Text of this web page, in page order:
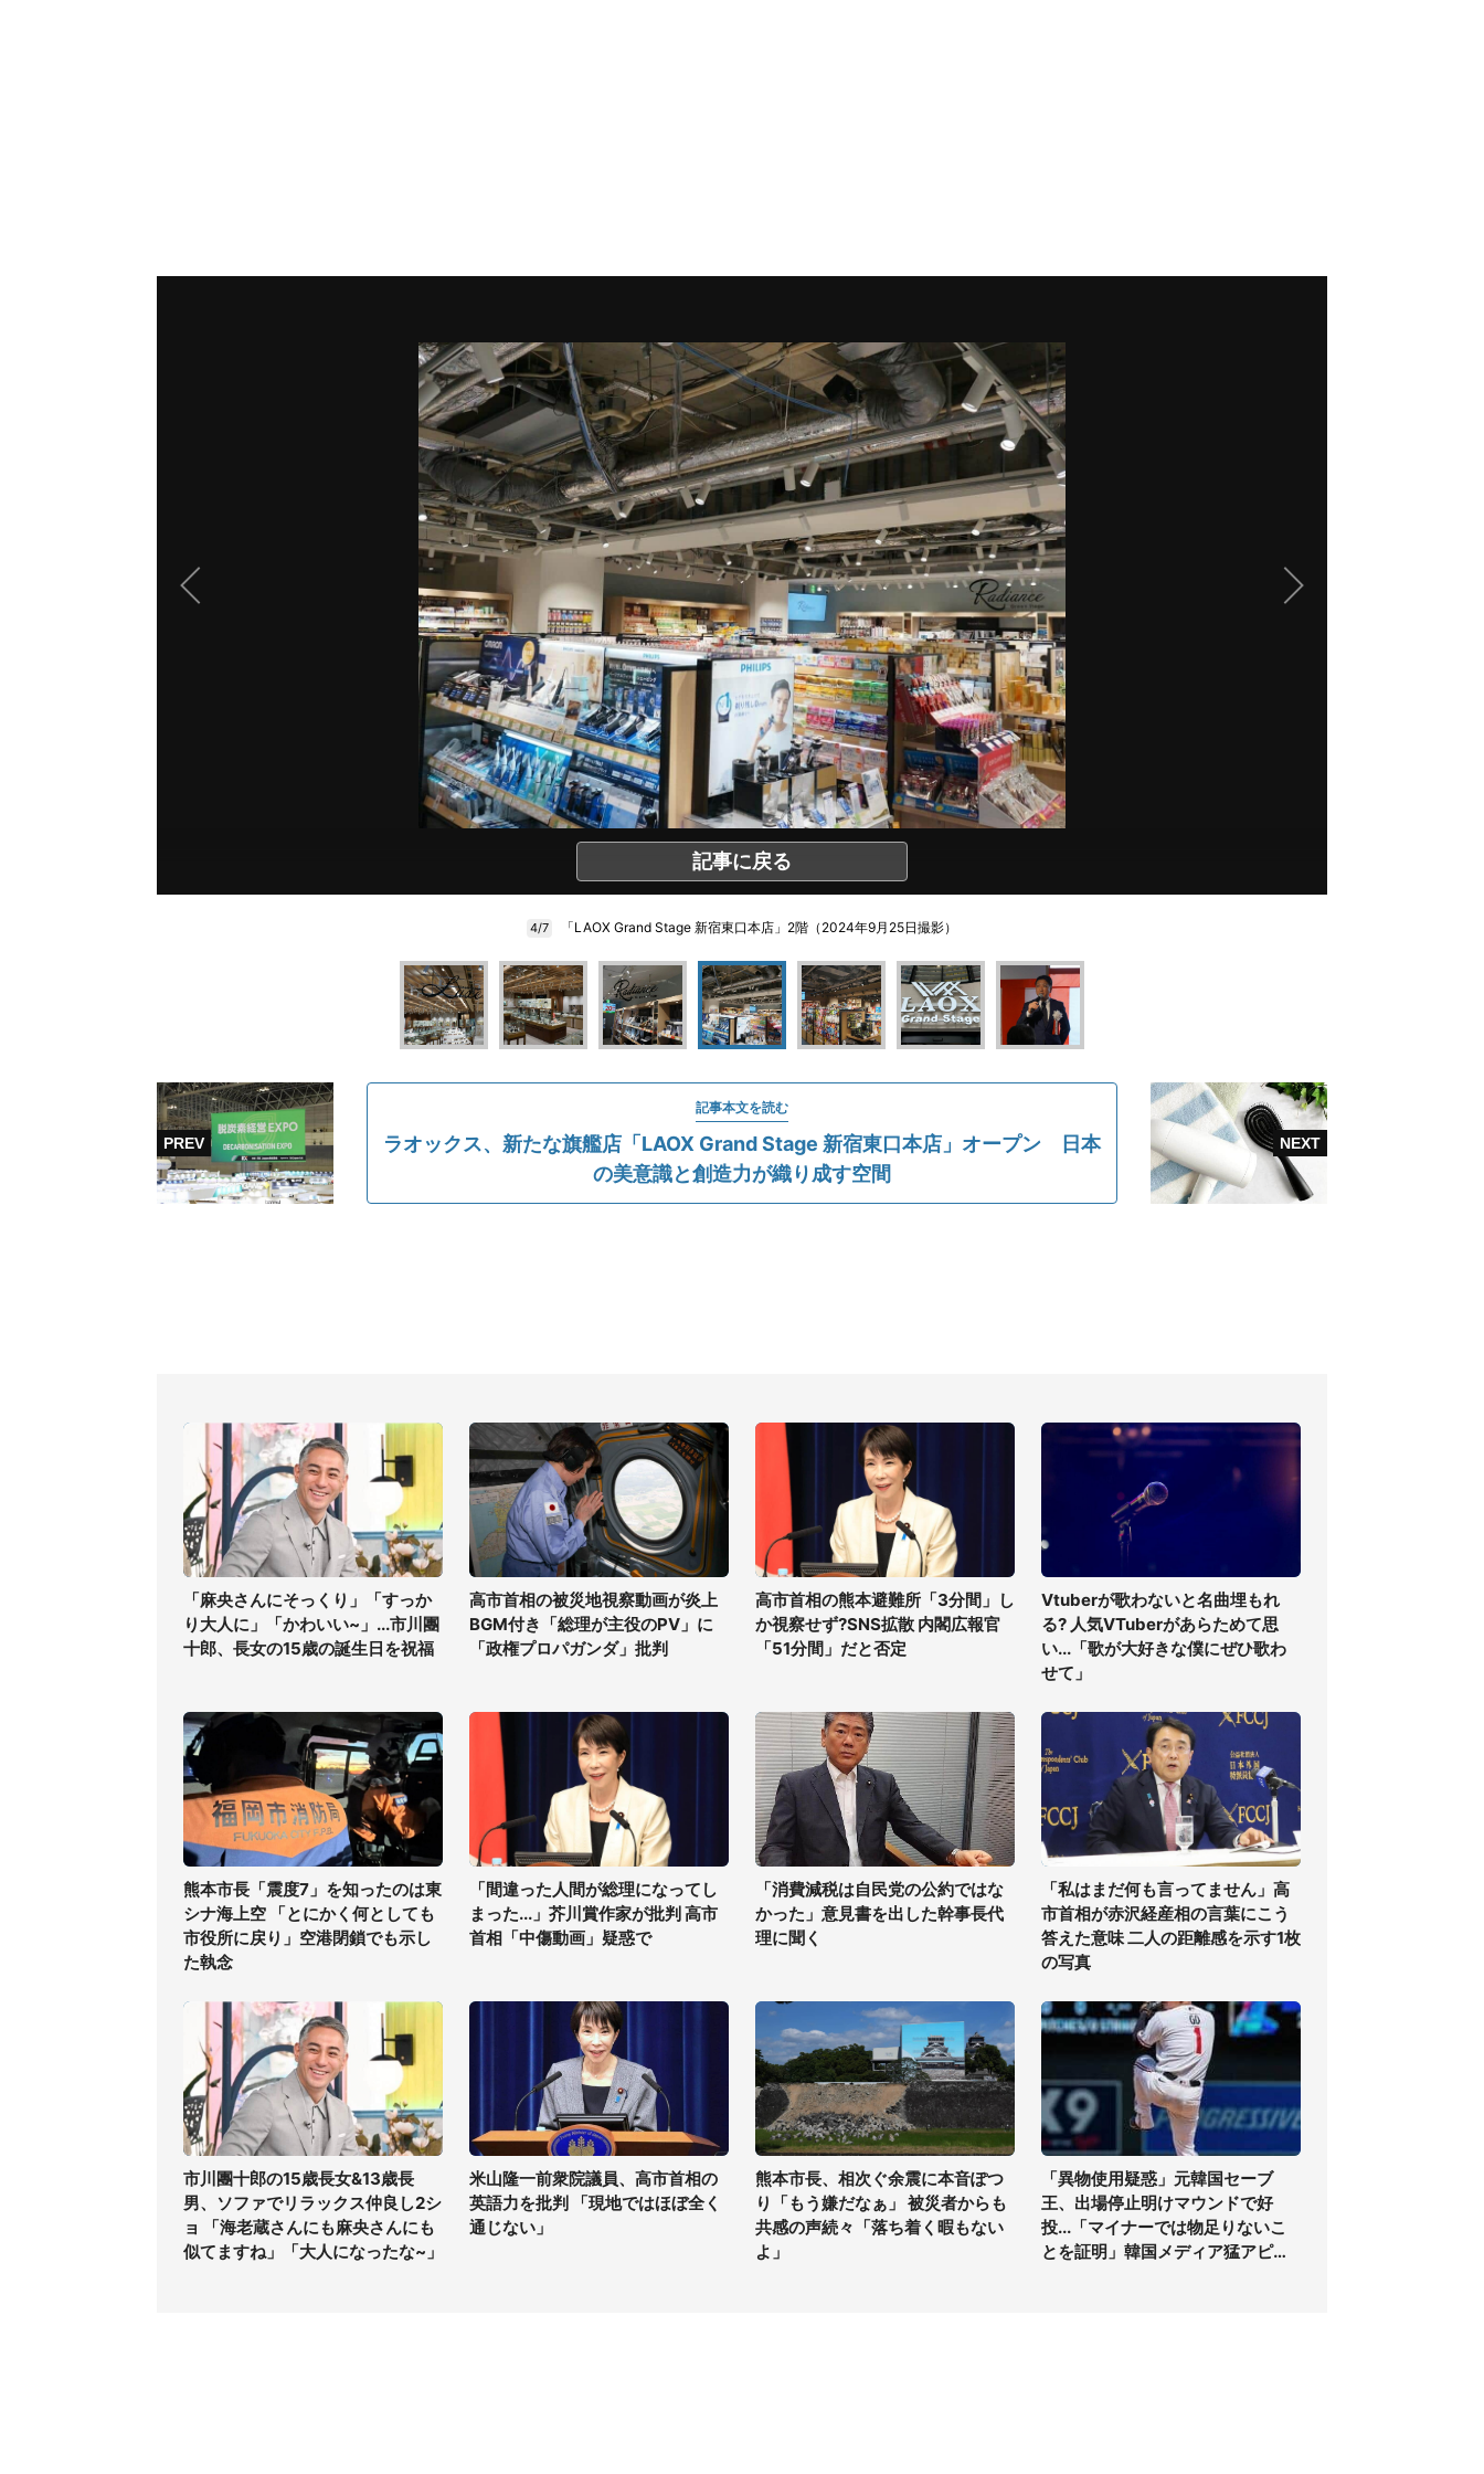
記事に戻る
4/7 「LAOX Grand Stage 新宿東口本店」2階（2024年9月25日撮影）
記事本文を読む
ラオックス、新たな旗艦店「LAOX Grand Stage 新宿東口本店」オープン 日本
の美意識と創造力が織り成す空間
「麻央さんにそっくり」「すっか
り大人に」「かわいい~」...市川團
十郎、長女の15歳の誕生日を祝福
高市首相の被災地視察動画が炎上
BGM付き「総理が主役のPV」に
「政権プロパガンダ」批判
高市首相の熊本避難所「3分間」し
か視察せず?SNS拡散 内閣広報官
「51分間」だと否定
Vtuberが歌わないと名曲埋もれ
る? 人気VTuberがあらためて思
い...「歌が大好きな僕にぜひ歌わ
せて」
熊本市長「震度7」を知ったのは東
シナ海上空 「とにかく何としても
市役所に戻り」空港閉鎖でも示し
た執念
「間違った人間が総理になってし
まった...」芥川賞作家が批判 高市
首相「中傷動画」疑惑で
「消費減税は自民党の公約ではな
かった」意見書を出した幹事長代
理に聞く
「私はまだ何も言ってません」高
市首相が赤沢経産相の言葉にこう
答えた意味 二人の距離感を示す1枚
の写真
市川團十郎の15歳長女&13歳長
男、ソファでリラックス仲良し2シ
ョ 「海老蔵さんにも麻央さんにも
似てますね」「大人になったな~」
米山隆一前衆院議員、高市首相の
英語力を批判 「現地ではほぼ全く
通じない」
熊本市長、相次ぐ余震に本音ぽつ
り「もう嫌だなぁ」 被災者からも
共感の声続々「落ち着く暇もない
よ」
「異物使用疑惑」元韓国セーブ
王、出場停止明けマウンドで好
投...「マイナーでは物足りないこ
とを証明」韓国メディア猛アピー